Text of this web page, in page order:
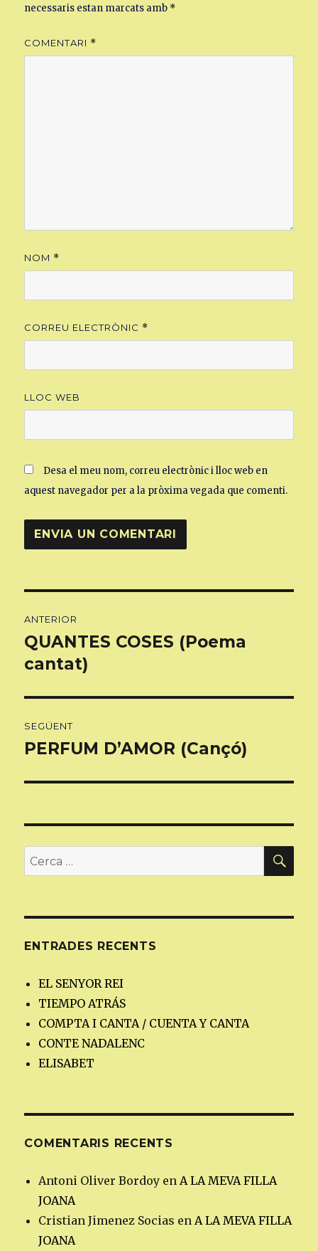
necessaris estan marcats amb *
COMENTARI *
NOM *
CORREU ELECTRÒNIC *
LLOC WEB
Desa el meu nom, correu electrònic i lloc web en
aquest navegador per a la pròxima vegada que comenti.
d'entrades
ANTERIOR
Entrada
anterior:
QUANTES COSES (Poema
cantat)
SEGÜENT
Entrada
PERFUM D’AMOR (Cançó)
Cerca:
ENTRADES RECENTS
EL SENYOR REI
TIEMPO ATRÁS
COMPTA I CANTA / CUENTA Y CANTA
CONTE NADALENC
ELISABET
COMENTARIS RECENTS
Antoni Oliver Bordoy en A LA MEVA FILLA
JOANA
Cristian Jimenez Socias en A LA MEVA FILLA
JOANA